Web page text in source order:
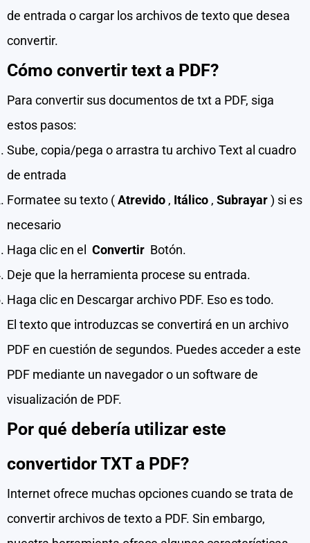
de entrada o cargar los archivos de texto que desea
convertir.
Cómo convertir text a PDF?
Para convertir sus documentos de txt a PDF, siga
estos pasos:
Sube, copia/pega o arrastra tu archivo Text al cuadro
de entrada
Formatee su texto (Atrevido , Itálico , Subrayar) si es
necesario
Haga clic en el
Convertir Botón.
Deje que la herramienta procese su entrada.
Haga clic en Descargar archivo PDF. Eso es todo.
El texto que introduzcas se convertirá en un archivo
PDF en cuestión de segundos. Puedes acceder a este
PDF mediante un navegador o un software de
visualización de PDF.
Por qué debería utilizar este
convertidor TXT a PDF?
Internet ofrece muchas opciones cuando se trata de
convertir archivos de texto a PDF. Sin embargo,